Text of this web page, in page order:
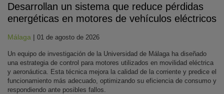
Desarrollan un sistema que reduce pérdidas
energéticas en motores de vehículos eléctricos
Málaga | 01 de agosto de 2026
Un equipo de investigación de la Universidad de Málaga ha diseñado
una estrategia de control para motores utilizados en movilidad eléctrica
y aeronáutica. Esta técnica mejora la calidad de la corriente y predice el
funcionamiento más adecuado, optimizando su eficiencia de consumo y
respondiendo ante posibles fallos.